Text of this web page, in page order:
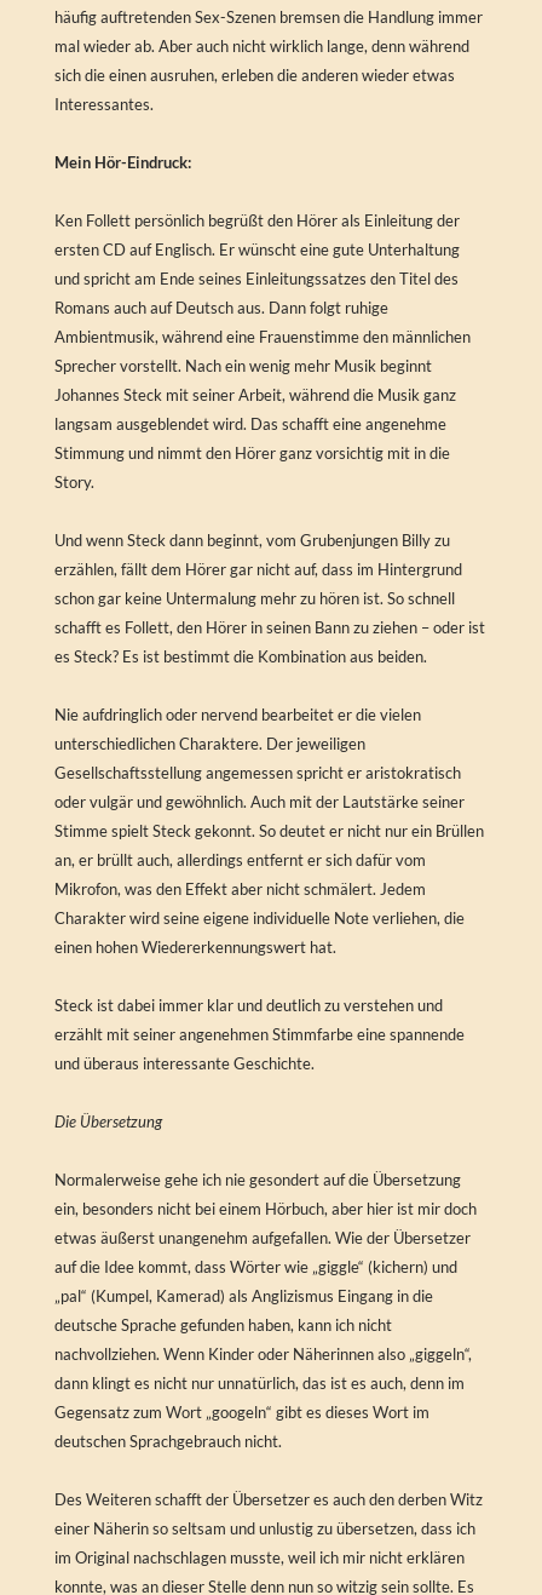
häufig auftretenden Sex-Szenen bremsen die Handlung immer
mal wieder ab. Aber auch nicht wirklich lange, denn während
sich die einen ausruhen, erleben die anderen wieder etwas
Interessantes.
Mein Hör-Eindruck:
Ken Follett persönlich begrüßt den Hörer als Einleitung der
ersten CD auf Englisch. Er wünscht eine gute Unterhaltung
und spricht am Ende seines Einleitungssatzes den Titel des
Romans auch auf Deutsch aus. Dann folgt ruhige
Ambientmusik, während eine Frauenstimme den männlichen
Sprecher vorstellt. Nach ein wenig mehr Musik beginnt
Johannes Steck mit seiner Arbeit, während die Musik ganz
langsam ausgeblendet wird. Das schafft eine angenehme
Stimmung und nimmt den Hörer ganz vorsichtig mit in die
Story.
Und wenn Steck dann beginnt, vom Grubenjungen Billy zu
erzählen, fällt dem Hörer gar nicht auf, dass im Hintergrund
schon gar keine Untermalung mehr zu hören ist. So schnell
schafft es Follett, den Hörer in seinen Bann zu ziehen – oder ist
es Steck? Es ist bestimmt die Kombination aus beiden.
Nie aufdringlich oder nervend bearbeitet er die vielen
unterschiedlichen Charaktere. Der jeweiligen
Gesellschaftsstellung angemessen spricht er aristokratisch
oder vulgär und gewöhnlich. Auch mit der Lautstärke seiner
Stimme spielt Steck gekonnt. So deutet er nicht nur ein Brüllen
an, er brüllt auch, allerdings entfernt er sich dafür vom
Mikrofon, was den Effekt aber nicht schmälert. Jedem
Charakter wird seine eigene individuelle Note verliehen, die
einen hohen Wiedererkennungswert hat.
Steck ist dabei immer klar und deutlich zu verstehen und
erzählt mit seiner angenehmen Stimmfarbe eine spannende
und überaus interessante Geschichte.
Die Übersetzung
Normalerweise gehe ich nie gesondert auf die Übersetzung
ein, besonders nicht bei einem Hörbuch, aber hier ist mir doch
etwas äußerst unangenehm aufgefallen. Wie der Übersetzer
auf die Idee kommt, dass Wörter wie „giggle“ (kichern) und
„pal“ (Kumpel, Kamerad) als Anglizismus Eingang in die
deutsche Sprache gefunden haben, kann ich nicht
nachvollziehen. Wenn Kinder oder Näherinnen also „giggeln“,
dann klingt es nicht nur unnatürlich, das ist es auch, denn im
Gegensatz zum Wort „googeln“ gibt es dieses Wort im
deutschen Sprachgebrauch nicht.
Des Weiteren schafft der Übersetzer es auch den derben Witz
einer Näherin so seltsam und unlustig zu übersetzen, dass ich
im Original nachschlagen musste, weil ich mir nicht erklären
konnte, was an dieser Stelle denn nun so witzig sein sollte. Es